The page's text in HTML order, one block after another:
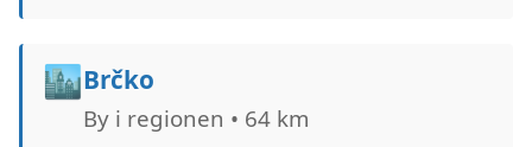
🏙️Brčko
By i regionen • 64 km